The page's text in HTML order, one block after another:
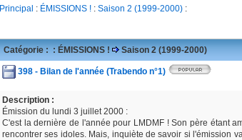
Principal : ÉMISSIONS ! : Saison 2 (1999-2000) :
Catégorie : : ÉMISSIONS ! Saison 2 (1999-2000)
398 - Bilan de l'année (Trabendo n°1)
Description :
Émission du lundi 3 juillet 2000 :
C'est la dernière de l'année pour LMDMF ! Son père étant
rencontrer ses idoles. Mais, inquiète de savoir si l'émission